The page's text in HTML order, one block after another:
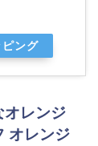
ング
オレンジ
オレンジ